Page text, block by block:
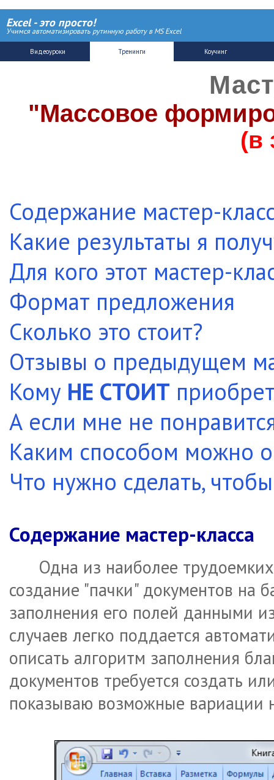
Excel - это просто!
Учимся автоматизировать рутинную работу в MS Excel
"Массовое
(в
Содержание мастер-
Какие результаты я
Для кого этот мастер-
Формат предложения
Сколько это стоит?
Отзывы о предыдущем
Кому НЕ СТОИТ
А если мне не
Каким способом можно
Что нужно сделать,
Содержание мастер-класса
Одна из наиболее
создание "пачки" документов на
заполнения его полей данными
случаев легко поддается
описать алгоритм заполнения
документов требуется создать
показываю возможные вариации